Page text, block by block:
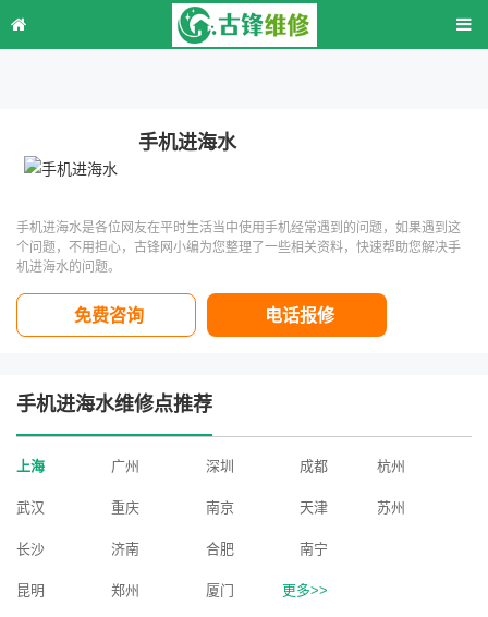
手机进海水
手机进海水是各位网友在平时生活当中使用手机经常遇到的问题，如果遇到这
个问题，不用担心，古锋网小编为您整理了一些相关资料，快速帮助您解决手
机进海水的问题。
免费咨询 电话报修
手机进海水维修点推荐
上海 广州 深圳 成都 杭州
武汉 重庆 南京 天津 苏州
长沙 济南 合肥 南宁
昆明 郑州 厦门 更多>>